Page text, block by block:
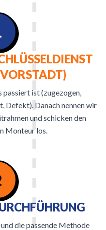
passiert ist (zugezogen,
Defekt). Danach nennen wir
und schicken den
Monteur los.
die passende Methode